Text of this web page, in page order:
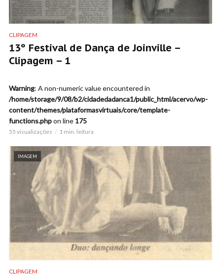
CLIPAGEM
13º Festival de Dança de Joinville –
Clipagem – 1
Warning: A non-numeric value encountered in
/home/storage/9/08/b2/cidadedadanca1/public_html/acervo/wp-
content/themes/plataformasvirtuais/core/template-
functions.phpon line 175
55 visualizações 1 min. leitura
IMAGEM
CLIPAGEM